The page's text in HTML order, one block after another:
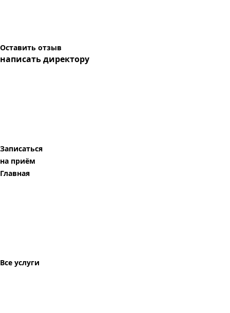
Оставить отзыв
написать директору
Записаться
на приём
Главная
Все услуги